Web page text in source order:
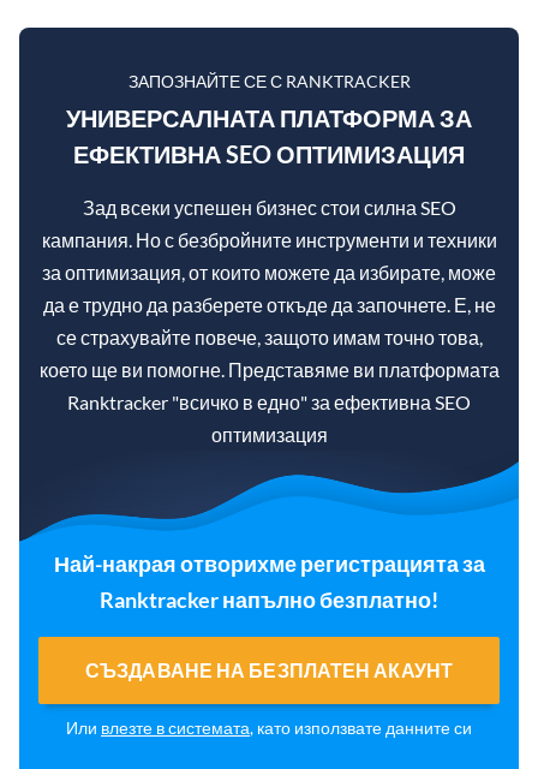
ЗАПОЗНАЙТЕ СЕ С RANKTRACKER
УНИВЕРСАЛНАТА ПЛАТФОРМА ЗА
ЕФЕКТИВНА SEO ОПТИМИЗАЦИЯ
Зад всеки успешен бизнес стои силна SEO
кампания. Но с безбройните инструменти и техники
за оптимизация, от които можете да избирате, може
да е трудно да разберете откъде да започнете. Е, не
се страхувайте повече, защото имам точно това,
което ще ви помогне. Представяме ви платформата
Ranktracker "всичко в едно" за ефективна SEO
оптимизация
Най-накрая отворихме регистрацията за
Ranktracker напълно безплатно!
СЪЗДАВАНЕ НА БЕЗПЛАТЕН АКАУНТ
Или влезте в системата, като използвате данните си